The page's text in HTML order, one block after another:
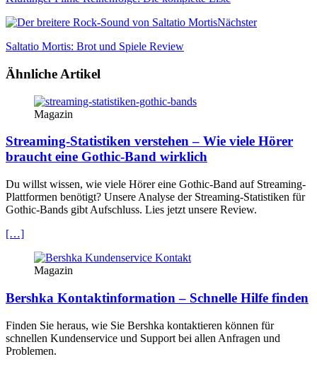
Nächster
Saltatio Mortis: Brot und Spiele Review
Ähnliche Artikel
Magazin
Streaming-Statistiken verstehen – Wie viele Hörer
braucht eine Gothic-Band wirklich
Du willst wissen, wie viele Hörer eine Gothic-Band auf Streaming-
Plattformen benötigt? Unsere Analyse der Streaming-Statistiken für
Gothic-Bands gibt Aufschluss. Lies jetzt unsere Review.
[…]
Magazin
Bershka Kontaktinformation – Schnelle Hilfe finden
Finden Sie heraus, wie Sie Bershka kontaktieren können für
schnellen Kundenservice und Support bei allen Anfragen und
Problemen.